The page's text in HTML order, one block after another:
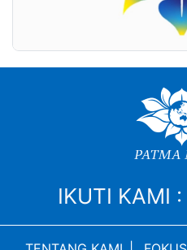
IKUTI KAMI :